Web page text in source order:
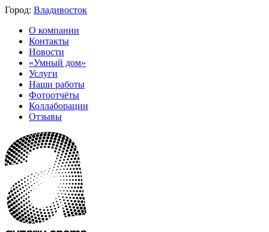
Город: Владивосток
О компании
Контакты
Новости
«Умный дом»
Услуги
Наши работы
Фотоотчёты
Коллаборации
Отзывы